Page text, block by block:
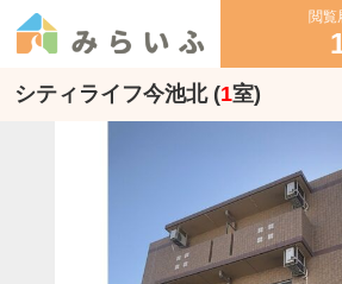
閲覧
シティライフ今池北 (1室)